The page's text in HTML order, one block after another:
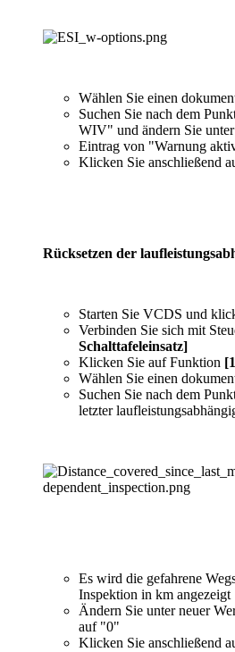
Wählen Sie einen
Suchen Sie nach dem
WIV" und ändern Sie
Eintrag von "Warnung
Klicken Sie anschließend
Rücksetzen der
Starten Sie VCDS und
Verbinden Sie sich mit
Schalttafeleinsatz]
Klicken Sie auf Funktion
Wählen Sie einen
Suchen Sie nach dem
letzter
Es wird die gefahrene
Inspektion in km angezeigt
Ändern Sie unter neuer
auf "0"
Klicken Sie anschließend